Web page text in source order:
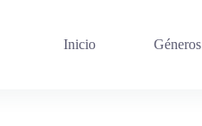
Inicio Géneros